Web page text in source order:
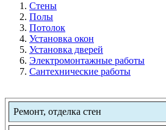
Стены
Полы
Потолок
Установка окон
Установка дверей
Электромонтажные работы
Сантехнические работы
Ремонт, отделка стен